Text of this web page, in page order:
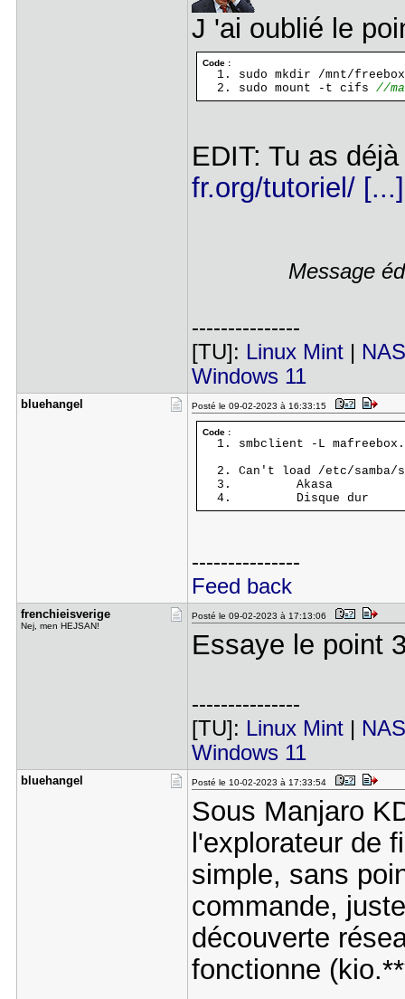
J 'ai oublié le
Code :
sudo mkdir /mnt/freebox
sudo mount -t cifs //
EDIT: Tu as
fr.org/tutoriel/
Message
---------------
[TU]: Linux Mint|
Windows 11
bluehangel Posté le 09-02-2023 à 16:33:15
Code :
smbclient -L
Can't load /etc/
Akasa
Disque dur
---------------
Feed back
frenchieis​verige
Nej, men HEJSAN!
Posté le 09-02-2023 à 17:13:06
Essaye le point
---------------
[TU]: Linux Mint|
Windows 11
bluehangel Posté le 10-02-2023 à 17:33:54
Sous Manjaro
l'explorateur de
simple, sans
commande,
découverte
fonctionne